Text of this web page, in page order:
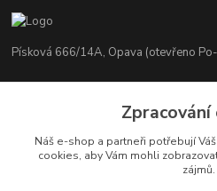
Písková 666/14A, Opava (otevřeno
+420 776 839 986
info@nosice.com
Zpracování
Náš e-shop a partneři potřebují Váš
cookies, aby Vám mohli
zájmů.